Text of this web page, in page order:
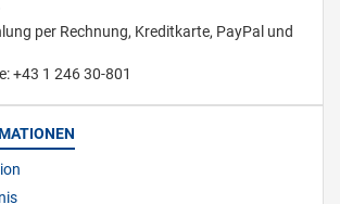
per Rechnung, Kreditkarte, PayPal und
+43 1 246 30-801